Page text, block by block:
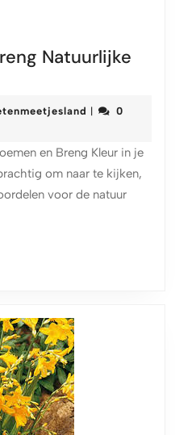
Natuurlijke
|
0
en Breng Kleur in je
om naar te kijken,
voor de natuur